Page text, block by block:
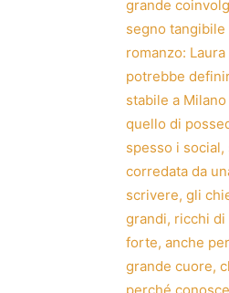
grande
segno
romanzo:
potrebbe
stabile a
quello di
spesso i
corredata da
scrivere, gli
grandi, ricchi
forte, anche
grande cuore,
perché